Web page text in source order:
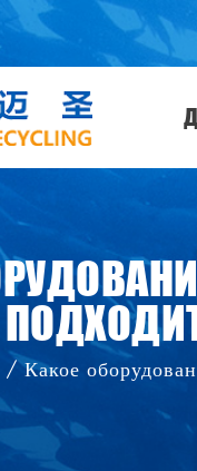
/Какое